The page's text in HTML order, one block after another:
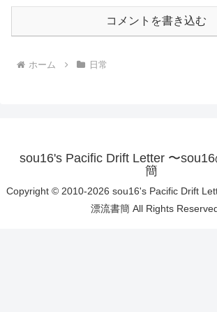
コメントを書き込む
ホーム 日常
sou16's Pacific Drift Letter 〜
簡
Copyright © 2010-2026 sou16's Pacific Drift
漂流書簡 All Rights